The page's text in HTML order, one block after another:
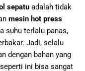
sepatu adalah tidak
mesin hot press
suhu terlalu panas,
Jadi, selalu
dengan bahan yang
ini bisa sangat